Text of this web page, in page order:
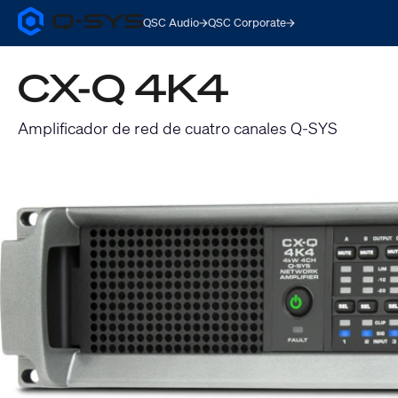
Q-
SYS
Products
Homepage
QSC Audio QSC Corporate
CX-Q 4K4
Amplificador de red de cuatro canales Q-SYS